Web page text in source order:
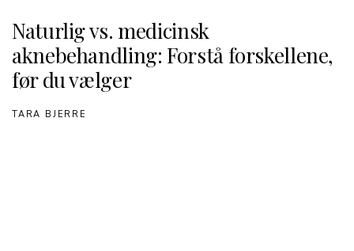
Naturlig vs. medicinsk
aknebehandling: Forstå forskellene,
før du vælger
TARA BJERRE